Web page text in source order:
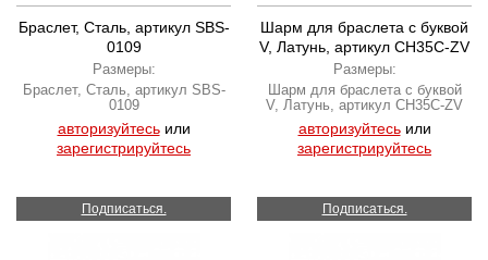
Браслет, Сталь, артикул SBS-
0109
Размеры:
Браслет, Сталь, артикул SBS-
0109
авторизуйтесьили
зарегистрируйтесь
Шарм для браслета с буквой
V, Латунь, артикул CH35C-ZV
Размеры:
Шарм для браслета с буквой
V, Латунь, артикул CH35C-ZV
авторизуйтесьили
зарегистрируйтесь
Подписаться. Подписаться.